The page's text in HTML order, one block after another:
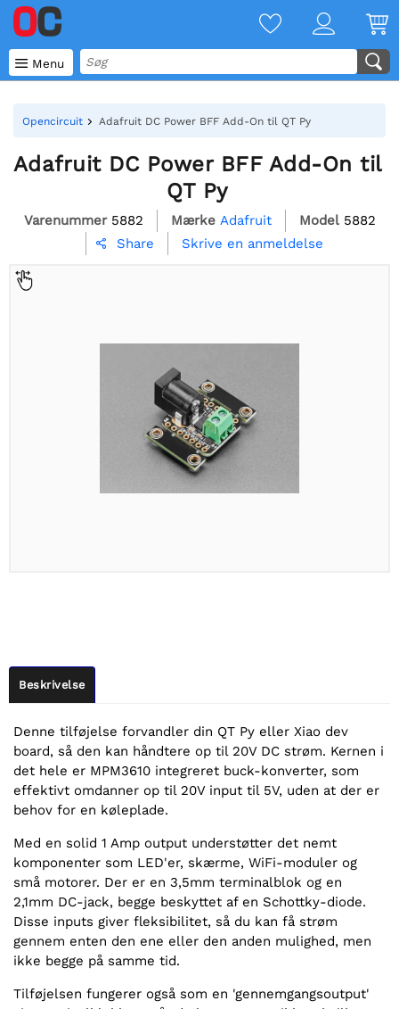
 Menu
Opencircuit Adafruit DC Power BFF Add-On til QT Py
Adafruit DC Power BFF Add-On til
QT Py
Varenummer 5882 Mærke Adafruit Model 5882
 Share Skrive en anmeldelse
Beskrivelse
Denne tilføjelse forvandler din QT Py eller Xiao dev
board, så den kan håndtere op til 20V DC strøm. Kernen i
det hele er MPM3610 integreret buck-konverter, som
effektivt omdanner op til 20V input til 5V, uden at der er
behov for en køleplade.
Med en solid 1 Amp output understøtter det nemt
komponenter som LED'er, skærme, WiFi-moduler og
små motorer. Der er en 3,5mm terminalblok og en
2,1mm DC-jack, begge beskyttet af en Schottky-diode.
Disse inputs giver fleksibilitet, så du kan få strøm
gennem enten den ene eller den anden mulighed, men
ikke begge på samme tid.
Tilføjelsen fungerer også som en 'gennemgangsoutput'